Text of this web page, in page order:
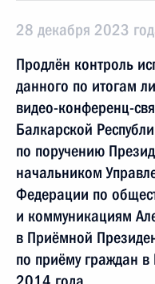
28 декабря 2023
Продлён контроль
данного по итогам
видео-конференц-
Балкарской
по поручению
начальником
Федерации по
и коммуникациям
в Приёмной
по приёму граждан